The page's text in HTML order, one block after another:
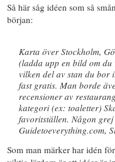
Så här såg idéen som så
början:
Karta över Stockholm,
(ladda upp en bild om
vilken del av stan du
fast gratis. Man borde
recensioner av
kategori (ex: toaletter)
favoritställen. Någon
Guidetoeverything.com,
Som man märker har idén